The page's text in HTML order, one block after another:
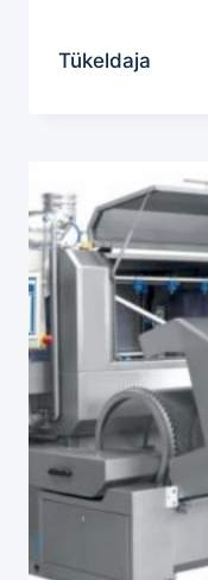
Tükeldaja